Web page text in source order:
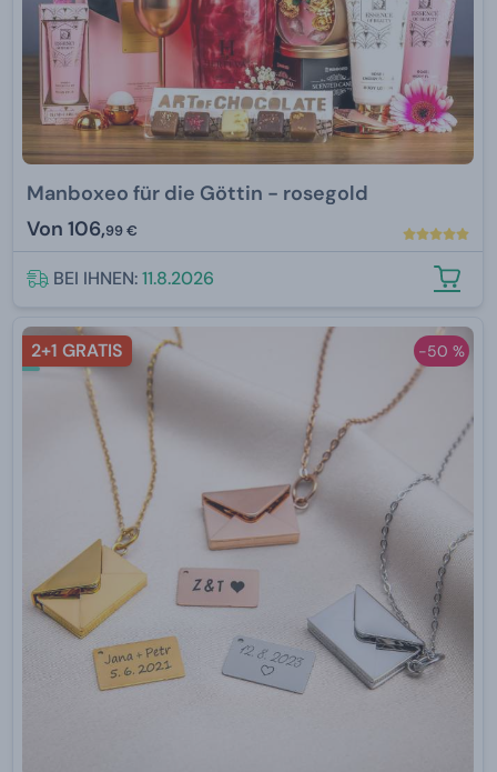
Manboxeo für die Göttin - rosegold
Von 106,99 €
BEI IHNEN:11.8.2026
-50 %
2+1 GRATIS